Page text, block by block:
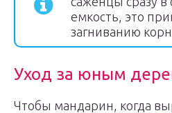
емкость, это
загниванию
Уход за юным
Чтобы мандарин, когда